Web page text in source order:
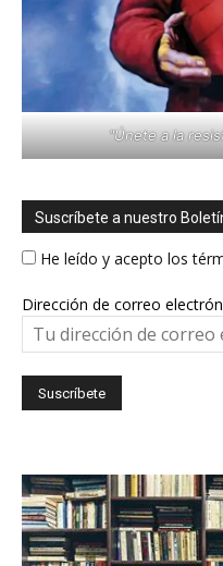
"Únete a la
Suscríbete a nuestro
He leído y acepto los
Dirección de correo